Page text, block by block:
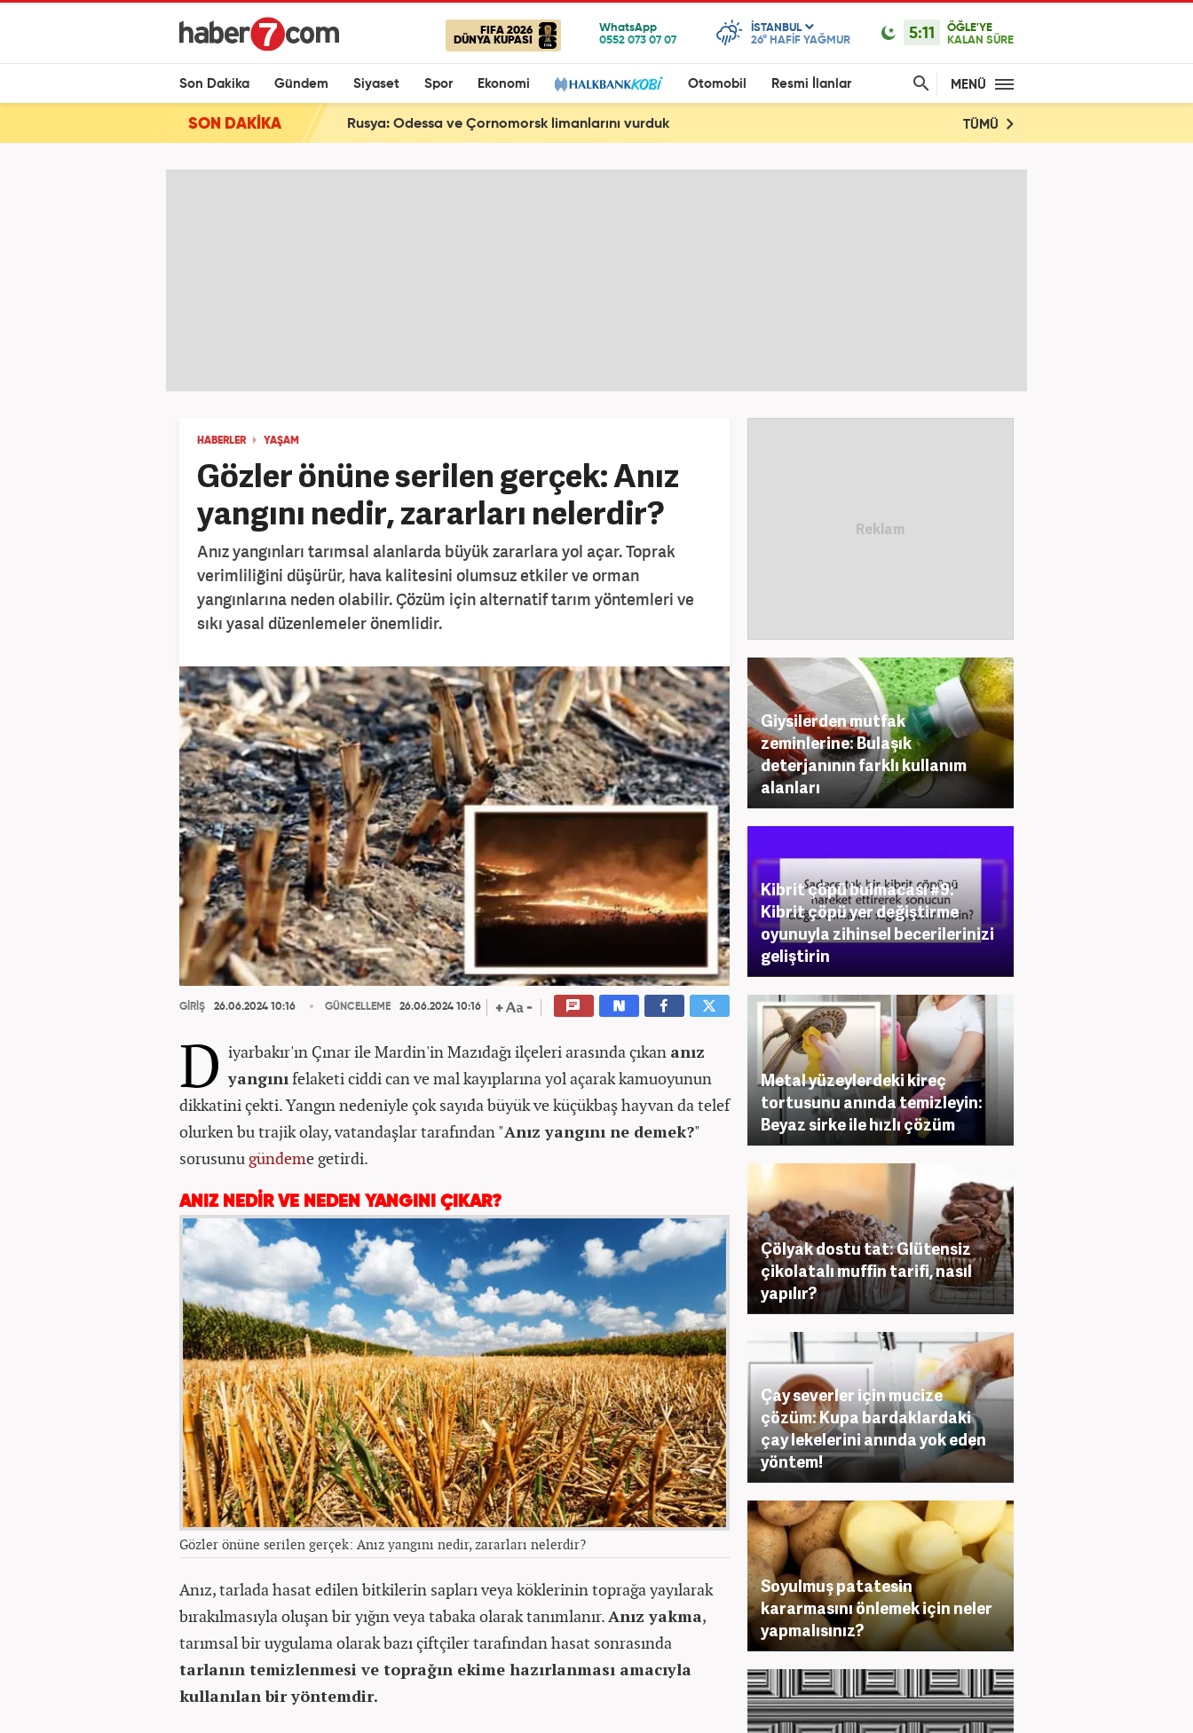
FIFA 2026
DÜNYA KUPASI
ISTANBUL
26° HAFİF YAĞMUR 5:11
ÖĞLE'YE
KALAN SÜRE
Son Dakika Gündem Siyaset Spor Ekonomi Otomobil Resmi İlanlar MENÜ
SON DAKİKA Rusya: Odessa ve Çornomorsk limanlarını vurduk TÜMÜ
HABERLER YAŞAM
Gözler önüne serilen gerçek: Anız
yangını nedir, zararları nelerdir?
Anız yangınları tarımsal alanlarda büyük zararlara yol açar. Toprak
verimliliğini düşürür, hava kalitesini olumsuz etkiler ve orman
yangınlarına neden olabilir. Çözüm için alternatif tarım yöntemleri ve
sıkı yasal düzenlemeler önemlidir.
GİRİŞ 26.06.2024 10:16 GÜNCELLEME 26.06.2024 10:16
D iyarbakır'ın Çınar ile Mardin'in Mazıdağı ilçeleri arasında çıkan anız
yangınıfelaketi ciddi can ve mal kayıplarına yol açarak kamuoyunun
dikkatini çekti. Yangın nedeniyle çok sayıda büyük ve küçükbaş hayvan da telef
olurken bu trajik olay, vatandaşlar tarafından "Anız yangını ne demek?"
sorusunu gündeme getirdi.
ANIZ NEDİR VE NEDEN YANGINI ÇIKAR?
Gözler önüne serilen gerçek: Anız yangını nedir, zararları nelerdir?
Anız, tarlada hasat edilen bitkilerin sapları veya köklerinin toprağa yayılarak
bırakılmasıyla oluşan bir yığın veya tabaka olarak tanımlanır.Anız yakma,
tarımsal bir uygulama olarak bazı çiftçiler tarafından hasat sonrasında
tarlanın temizlenmesi ve toprağın ekime hazırlanması amacıyla
kullanılan bir yöntemdir.
Giysilerden mutfak
zeminlerine: Bulaşık
deterjanının farklı kullanım
alanları
Kibrit çöpü bulmacası #9:
Kibrit çöpü yer değiştirme
oyunuyla zihinsel becerilerinizi
geliştirin
Metal yüzeylerdeki kireç
tortusunu anında temizleyin:
Beyaz sirke ile hızlı çözüm
Çölyak dostu tat: Glütensiz
çikolatalı muffin tarifi, nasıl
yapılır?
Çay severler için mucize
çözüm: Kupa bardaklardaki
çay lekelerini anında yok eden
yöntem!
Soyulmuş patatesin
kararmasını önlemek için neler
yapmalısınız?